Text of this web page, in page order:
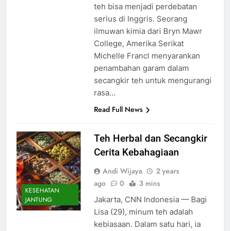
teh bisa menjadi perdebatan
serius di Inggris. Seorang
ilmuwan kimia dari Bryn Mawr
College, Amerika Serikat
Michelle Francl menyarankan
penambahan garam dalam
secangkir teh untuk mengurangi
rasa…
Read Full News
KESEHATAN
JANTUNG
Teh Herbal dan Secangkir
Cerita Kebahagiaan
Andi Wijaya
2 years
ago
0 3 mins
Jakarta, CNN Indonesia — Bagi
Lisa (29), minum teh adalah
kebiasaan. Dalam satu hari, ia